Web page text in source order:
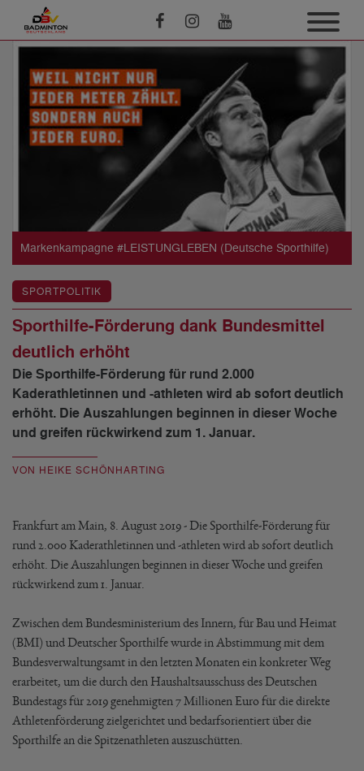
Markenkampagne #LEISTUNGLEBEN (Deutsche Sporthilfe)
SPORTPOLITIK
Sporthilfe-Förderung dank Bundesmittel
deutlich erhöht
Die Sporthilfe-Förderung für rund 2.000
Kaderathletinnen und -athleten wird ab sofort deutlich
erhöht. Die Auszahlungen beginnen in dieser Woche
und greifen rückwirkend zum 1. Januar.
VON HEIKE SCHÖNHARTING
Frankfurt am Main, 8. August 2019 - Die Sporthilfe-Förderung für
rund 2.000 Kaderathletinnen und -athleten wird ab sofort deutlich
erhöht. Die Auszahlungen beginnen in dieser Woche und greifen
rückwirkend zum 1. Januar.
Zwischen dem Bundesministerium des Innern, für Bau und Heimat
(BMI) und Deutscher Sporthilfe wurde in Abstimmung mit dem
Bundesverwaltungsamt in den letzten Monaten ein konkreter Weg
erarbeitet, um die durch den Haushaltsausschuss des Deutschen
Bundestags für 2019 genehmigten 7 Millionen Euro für die direkte
Athletenförderung zielgerichtet und bedarfsorientiert über die
Sporthilfe an die Spitzenathleten auszuschütten.